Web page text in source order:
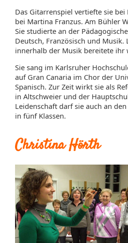
Das Gitarrenspiel vertiefte sie
bei Martina Franzus. Am Bühler
Sie studierte an der
Deutsch, Französisch und
innerhalb der Musik bereitete
Sie sang im Karlsruher
auf Gran Canaria im Chor der
Spanisch. Zur Zeit wirkt sie als
in Altschweier und der
Leidenschaft darf sie auch an
in fünf Klassen.
Christina Hörth